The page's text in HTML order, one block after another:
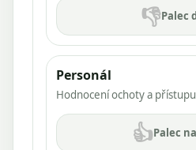
👎Palec
Personál
Hodnocení ochoty a
👍Palec